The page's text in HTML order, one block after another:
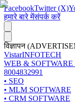
FacebookTwitter (X)
हमारे बारे मेंसंपर्क करें
विज्ञापन
VistarINFOTECH
WEB &
8004832991
• SEO
• MLM SOFTWARE
• CRM SOFTWARE